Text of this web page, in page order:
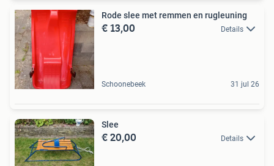
Rode slee met remmen en rugleuning
€ 13,00 Details
Schoonebeek 31 jul 26
Slee
€ 20,00 Details